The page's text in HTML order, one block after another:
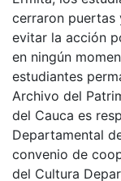
cerraron puertas
evitar la acción
en ningún
estudiantes
Archivo del
del Cauca es
Departamental
convenio de
del Cultura